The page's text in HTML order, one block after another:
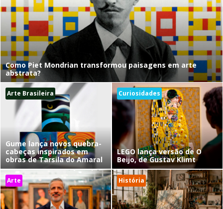
Como Piet Mondrian transformou paisagens em arte
abstrata?
Arte Brasileira
Gume lança novos quebra-
cabeças inspirados em
obras de Tarsila do Amaral
Curiosidades
LEGO lança versão de O
Beijo, de Gustav Klimt
Arte História